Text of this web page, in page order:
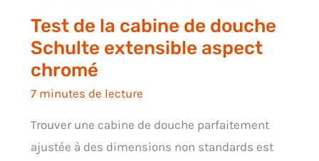
Test de la cabine de douche
Schulte extensible aspect
chromé
7 minutes de lecture
Trouver une cabine de douche parfaitement
ajustée à des dimensions non standards est